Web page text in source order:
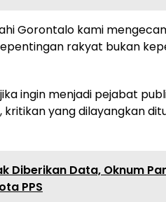
Gorontalo kami
rakyat bukan
ingin menjadi pejabat
kritikan yang dilayangkan
Diberikan Data, Oknum
PPS